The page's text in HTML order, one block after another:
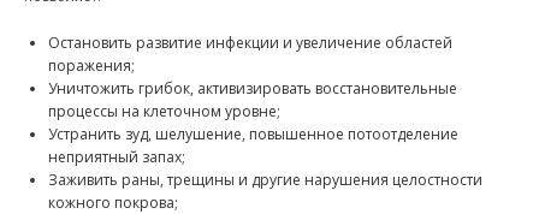
Остановить развитие инфекции и увеличение областей
поражения;
Уничтожить грибок, активизировать восстановительные
процессы на клеточном уровне;
Устранить зуд, шелушение, повышенное потоотделение
неприятный запах;
Заживить раны, трещины и другие нарушения целостности
кожного покрова;